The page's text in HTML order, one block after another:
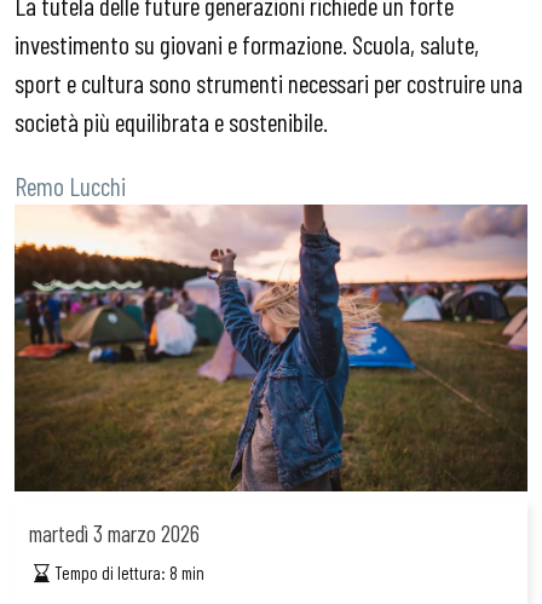
investimento su giovani e formazione. Scuola, salute,
sport e cultura sono strumenti necessari per costruire una
società più equilibrata e sostenibile.
Remo Lucchi
martedì 3 marzo 2026
Tempo di lettura: 8 min